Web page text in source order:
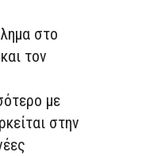
στο
τον
με
στην